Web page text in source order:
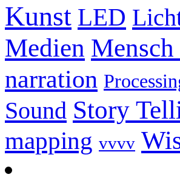
Kunst LED
Medien
narration
Sound Story
mapping vvvv